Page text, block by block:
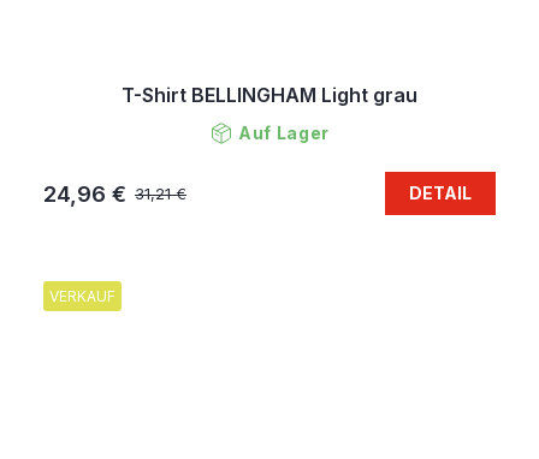
T-Shirt BELLINGHAM Light grau
Auf Lager
31,21 €
24,96 € DETAIL
VERKAUF